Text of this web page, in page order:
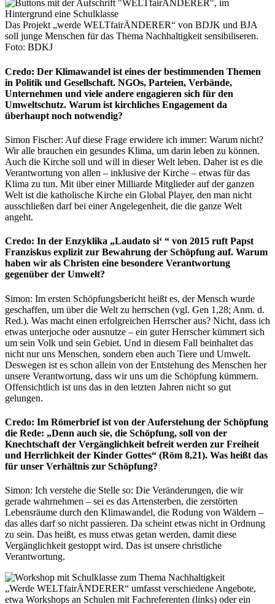
Das Projekt „werde WELTfairÄNDERER“ von BDJK und BJA
soll junge Menschen für das Thema Nachhaltigkeit sensibiliseren.
Foto: BDKJ
Credo: Der Klimawandel ist eines der bestimmenden Themen
in Politik und Gesellschaft. NGOs, Parteien, Verbände,
Unternehmen und viele andere engagieren sich für den
Umweltschutz. Warum ist kirchliches Engagement da
überhaupt noch notwendig?
Simon Fischer: Auf diese Frage erwidere ich immer: Warum nicht?
Wir alle brauchen ein gesundes Klima, um darin leben zu können.
Auch die Kirche soll und will in dieser Welt leben. Daher ist es die
Verantwortung von allen – inklusive der Kirche – etwas für das
Klima zu tun. Mit über einer Milliarde Mitglieder auf der ganzen
Welt ist die katholische Kirche ein Global Player, den man nicht
ausschließen darf bei einer Angelegenheit, die die ganze Welt
angeht.
Credo: In der Enzyklika „Laudato si‘ “ von 2015 ruft Papst
Franziskus explizit zur Bewahrung der Schöpfung auf. Warum
haben wir als Christen eine besondere Verantwortung
gegenüber der Umwelt?
Simon: Im ersten Schöpfungsbericht heißt es, der Mensch wurde
geschaffen, um über die Welt zu herrschen (vgl. Gen 1,28; Anm. d.
Red.). Was macht einen erfolgreichen Herrscher aus? Nicht, dass ich
etwas unterjoche oder ausnutze – ein guter Herrscher kümmert sich
um sein Volk und sein Gebiet. Und in diesem Fall beinhaltet das
nicht nur uns Menschen, sondern eben auch Tiere und Umwelt.
Deswegen ist es schon allein von der Entstehung des Menschen her
unsere Verantwortung, dass wir uns um die Schöpfung kümmern.
Offensichtlich ist uns das in den letzten Jahren nicht so gut
gelungen.
Credo: Im Römerbrief ist von der Auferstehung der Schöpfung
die Rede: „Denn auch sie, die Schöpfung, soll von der
Knechtschaft der Vergänglichkeit befreit werden zur Freiheit
und Herrlichkeit der Kinder Gottes“ (Röm 8,21). Was heißt das
für unser Verhältnis zur Schöpfung?
Simon: Ich verstehe die Stelle so: Die Veränderungen, die wir
gerade wahrnehmen – sei es das Artensterben, die zerstörten
Lebensräume durch den Klimawandel, die Rodung von Wäldern –
das alles darf so nicht passieren. Da scheint etwas nicht in Ordnung
zu sein. Das heißt, es muss etwas getan werden, damit diese
Vergänglichkeit gestoppt wird. Das ist unsere christliche
Verantwortung.
„Werde WELTfairÄNDERER“ umfasst verschiedene Angebote,
etwa Workshops an Schulen mit Fachreferenten (links) oder ein